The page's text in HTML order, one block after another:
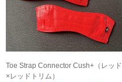
Toe Strap Connector Cush+（レッド
×レッドトリム）